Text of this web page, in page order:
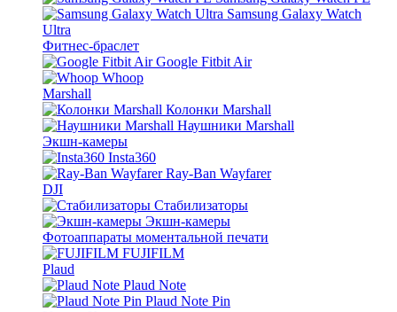
Samsung Galaxy Watch
Ultra
Фитнес-браслет
Google Fitbit Air
Whoop
Marshall
Колонки Marshall
Наушники Marshall
Экшн-камеры
Insta360
Ray-Ban Wayfarer
DJI
Стабилизаторы
Экшн-камеры
Фотоаппараты моментальной печати
FUJIFILM
Plaud
Plaud Note
Plaud Note Pin